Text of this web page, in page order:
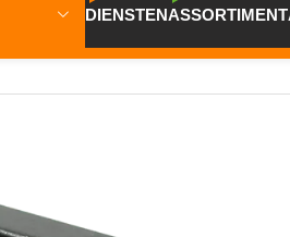
DIENSTENASSORTIMENT
Plinten/MDF Plinten/MDF